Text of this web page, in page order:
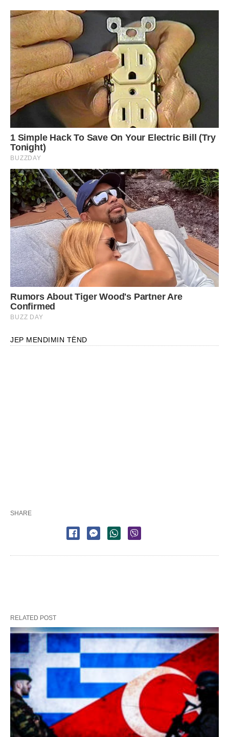
JEP MENDIMIN TËND
SHARE
RELATED POST